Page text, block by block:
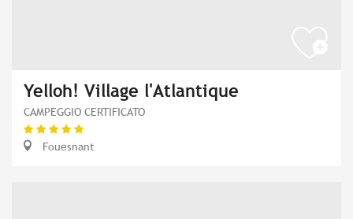
Yelloh! Village l'Atlantique
CAMPEGGIO CERTIFICATO
Fouesnant